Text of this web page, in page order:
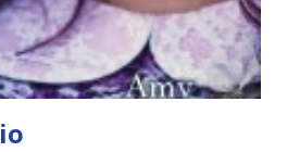
alle streghe aggiungiamo
malefiche, la mia curiosità monta